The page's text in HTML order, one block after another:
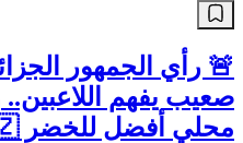
🚨 رأي الجمهور
صعيب يفهم
محلي أفضل للخضر 🇩🇿